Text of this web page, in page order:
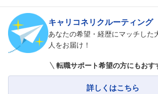
キャリコネリクルーティング
あなたの希望・経歴にマッチした
人をお届け！
転職サポート希望の方にもおす
詳しくはこちら